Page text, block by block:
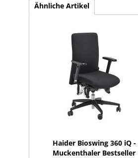
Ähnliche Artikel
Haider Bioswing 360 iQ -
Muckenthaler Bestseller